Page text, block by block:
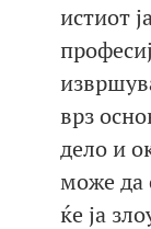
истиот
врз
дело и
може да
ќе ја